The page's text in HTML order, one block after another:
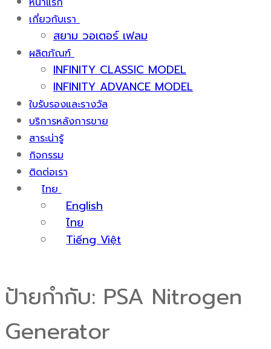
เกี่ยวกับเรา
สยาม วอเตอร์ เฟลม
ผลิตภัณฑ์
INFINITY CLASSIC MODEL
INFINITY ADVANCE MODEL
ใบรับรองและรางวัล
บริการหลังการขาย
สาระน่ารู้
กิจกรรม
ติดต่อเรา
ไทย
English
ไทย
Tiếng Việt
ป้ายกำกับ: PSA Nitrogen
Generator